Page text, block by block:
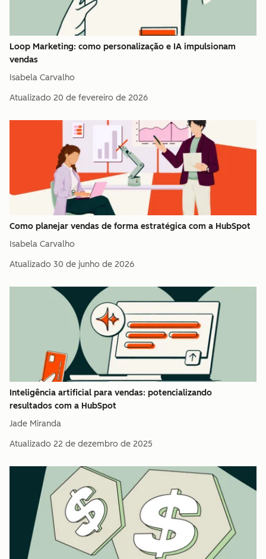
Loop Marketing: como personalização e IA impulsionam
vendas
Isabela Carvalho
Atualizado 20 de fevereiro de 2026
Como planejar vendas de forma estratégica com a HubSpot
Isabela Carvalho
Atualizado 30 de junho de 2026
Inteligência artificial para vendas: potencializando
resultados com a HubSpot
Jade Miranda
Atualizado 22 de dezembro de 2025